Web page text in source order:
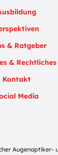
& Ratgeber
& Rechtliches
Kontakt
Media
Augenoptiker-